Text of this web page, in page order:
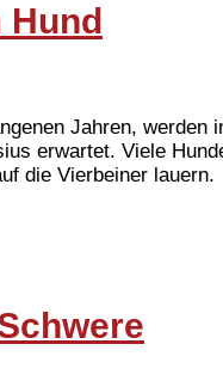
Hund
Jahren, werden
erwartet. Viele
die Vierbeiner lauern.